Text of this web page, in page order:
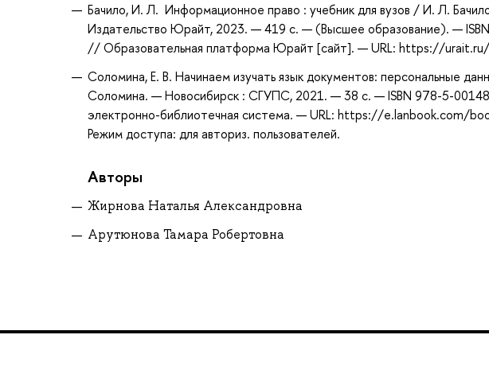
Бачило, И. Л. Информационное право : учебник для вузов / И. Л.
Издательство Юрайт, 2023. — 419 с. — (Высшее образование). —
// Образовательная платформа Юрайт [сайт]. — URL: https://
Соломина, Е. В. Начинаем изучать язык документов: персональные
Соломина. — Новосибирск : СГУПС, 2021. — 38 с. — ISBN 978-5-
электронно-библиотечная система. — URL: https://e.lanbook.com/
Режим доступа: для авториз. пользователей.
Авторы
Жирнова Наталья Александровна
Арутюнова Тамара Робертовна